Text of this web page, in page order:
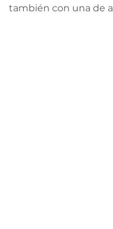
también con una de